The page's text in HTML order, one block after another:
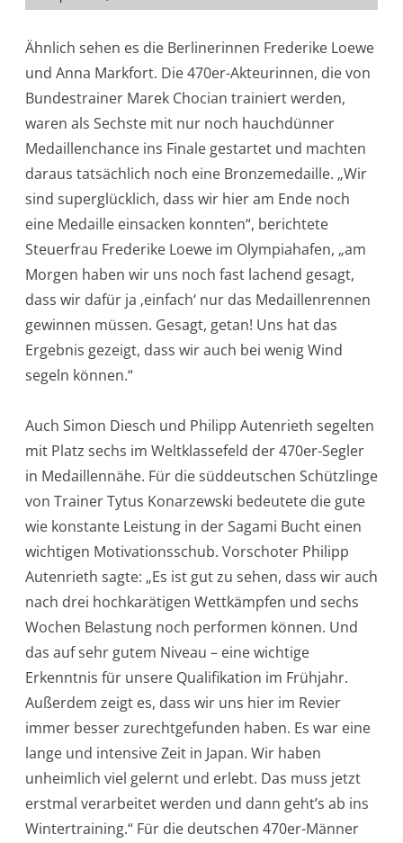
Ähnlich sehen es die Berlinerinnen Frederike Loewe
und Anna Markfort. Die 470er-Akteurinnen, die von
Bundestrainer Marek Chocian trainiert werden,
waren als Sechste mit nur noch hauchdünner
Medaillenchance ins Finale gestartet und machten
daraus tatsächlich noch eine Bronzemedaille. „Wir
sind superglücklich, dass wir hier am Ende noch
eine Medaille einsacken konnten“, berichtete
Steuerfrau Frederike Loewe im Olympiahafen, „am
Morgen haben wir uns noch fast lachend gesagt,
dass wir dafür ja ‚einfach‘ nur das Medaillenrennen
gewinnen müssen. Gesagt, getan! Uns hat das
Ergebnis gezeigt, dass wir auch bei wenig Wind
segeln können.“
Auch Simon Diesch und Philipp Autenrieth segelten
mit Platz sechs im Weltklassefeld der 470er-Segler
in Medaillennähe. Für die süddeutschen Schützlinge
von Trainer Tytus Konarzewski bedeutete die gute
wie konstante Leistung in der Sagami Bucht einen
wichtigen Motivationsschub. Vorschoter Philipp
Autenrieth sagte: „Es ist gut zu sehen, dass wir auch
nach drei hochkarätigen Wettkämpfen und sechs
Wochen Belastung noch performen können. Und
das auf sehr gutem Niveau – eine wichtige
Erkenntnis für unsere Qualifikation im Frühjahr.
Außerdem zeigt es, dass wir uns hier im Revier
immer besser zurechtgefunden haben. Es war eine
lange und intensive Zeit in Japan. Wir haben
unheimlich viel gelernt und erlebt. Das muss jetzt
erstmal verarbeitet werden und dann geht’s ab ins
Wintertraining.“ Für die deutschen 470er-Männer